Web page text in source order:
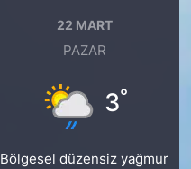
22 MART
PAZAR
3°
Bölgesel düzensiz yağmur